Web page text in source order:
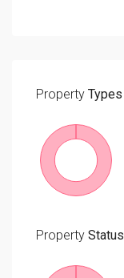
Property Types
Property Status